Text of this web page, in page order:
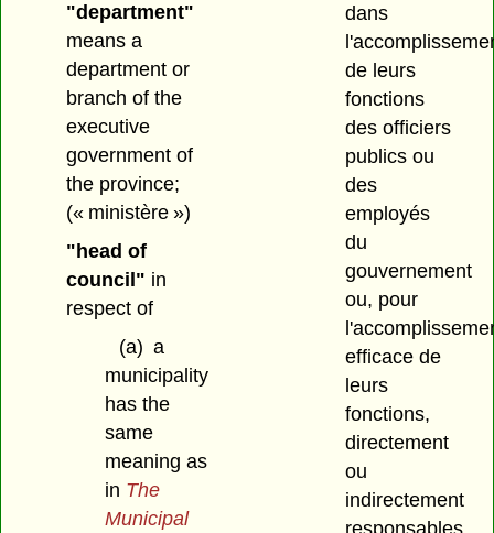
"department"
means a
department or
branch of the
executive
government of
the province;
(« ministère »)
"head of
council" in
respect of
(a) a
municipality
has the
same
meaning as
in The
Municipal
dans
de leurs
fonctions
des officiers
publics ou
des
employés
du
gouvernement
ou, pour
efficace de
leurs
fonctions,
directement
ou
indirectement
responsables